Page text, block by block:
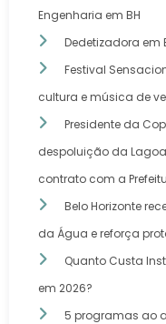
Engenharia em BH
Dedetizadora em
Festival
cultura e música de
Presidente da
despoluição da
contrato com a
Belo Horizonte
da Água e reforça
Quanto Custa
em 2026?
5 programas ao